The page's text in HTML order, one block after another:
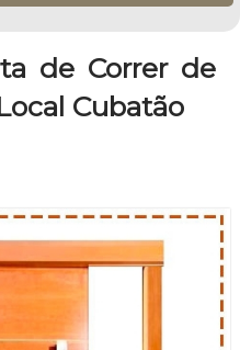
de Correr de
Cubatão